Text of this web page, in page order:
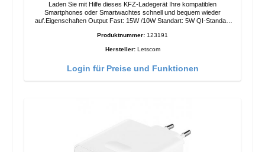
Laden Sie mit Hilfe dieses KFZ-Ladegerät Ihre kompatiblen
Smartphones oder Smartwachtes schnell und bequem wieder
auf.Eigenschaften Output Fast: 15W /10W Standart: 5W QI-Standart
Produktnummer: 123191
Hersteller: Letscom
Login für Preise und Funktionen